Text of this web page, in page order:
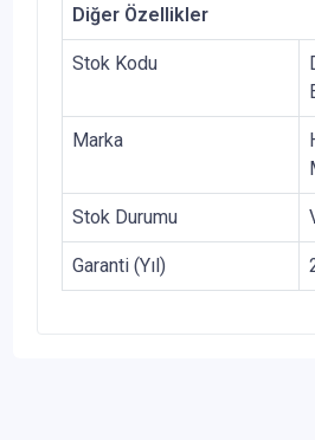
Diğer Özellikler
Stok Kodu
Marka
Stok Durumu
Garanti (Yıl)